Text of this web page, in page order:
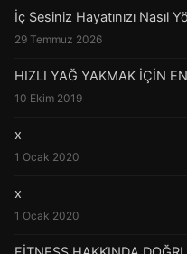
İç Sesiniz Hayatınızı Nasıl
29 Temmuz 2026
HIZLI YAĞ YAKMAK İÇİN
10 Ekim 2019
x
1 Ocak 2020
x
1 Ocak 2020